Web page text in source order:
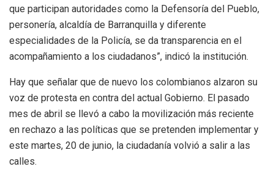
que participan autoridades como la Defensoría del Pueblo,
personería, alcaldía de Barranquilla y diferente
especialidades de la Policía, se da transparencia en el
acompañamiento a los ciudadanos”, indicó la institución.
Hay que señalar que de nuevo los colombianos alzaron su
voz de protesta en contra del actual Gobierno. El pasado
mes de abril se llevó a cabo la movilización más reciente
en rechazo a las políticas que se pretenden implementar y
este martes, 20 de junio, la ciudadanía volvió a salir a las
calles.